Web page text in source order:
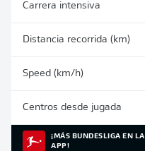
Carrera intensiva
Distancia recorrida (km)
Speed (km/h)
Centros desde jugada
¡MÁS BUNDESLIGA EN LA
APP!